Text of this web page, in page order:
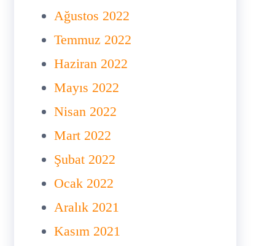
Ağustos 2022
Temmuz 2022
Haziran 2022
Mayıs 2022
Nisan 2022
Mart 2022
Şubat 2022
Ocak 2022
Aralık 2021
Kasım 2021